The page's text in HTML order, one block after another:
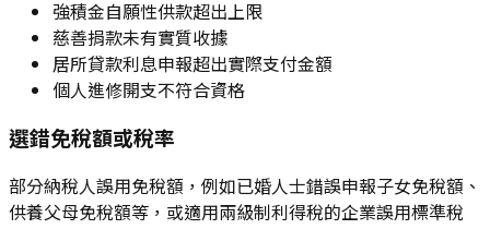
強積金自願性供款超出上限
慈善捐款未有實質收據
居所貸款利息申報超出實際支付金額
個人進修開支不符合資格
選錯免稅額或稅率
部分納稅人誤用免稅額，例如已婚人士錯誤申報子女免稅額、
供養父母免稅額等，或適用兩級制利得稅的企業誤用標準稅